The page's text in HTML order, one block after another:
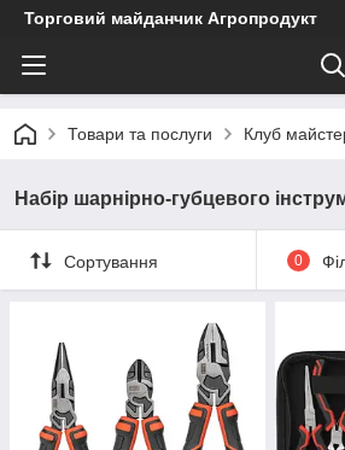
Торговий майданчик Агропродукт
Товари та послуги Клуб
Набір шарнірно-губцевого
Сортування 0